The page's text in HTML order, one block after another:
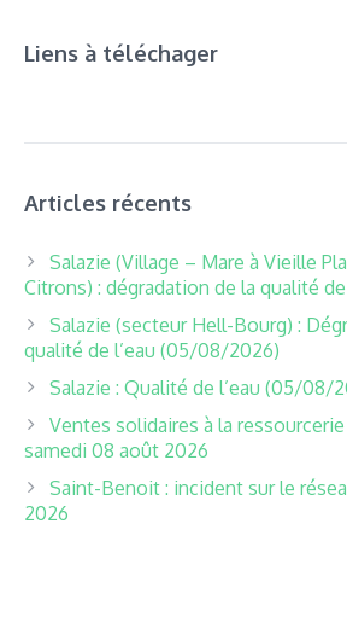
Liens à téléchager
Articles récents
Salazie (Village – Mare à Vieille
Citrons) : dégradation de la qualité
Salazie (secteur Hell-Bourg) :
qualité de l’eau (05/08/2026)
Salazie : Qualité de l’eau (05/08/
Ventes solidaires à la
samedi 08 août 2026
Saint-Benoit : incident sur le
2026